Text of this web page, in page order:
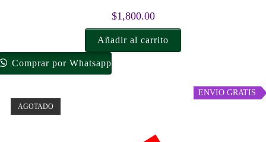
$1,800.00
Añadir al carrito
Comprar por Whatsapp
ENVIO GRATIS
AGOTADO